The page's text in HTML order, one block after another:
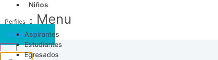
Niños
Menu
Aspirantes
Estudiantes
Egresados
Acceso SICAU